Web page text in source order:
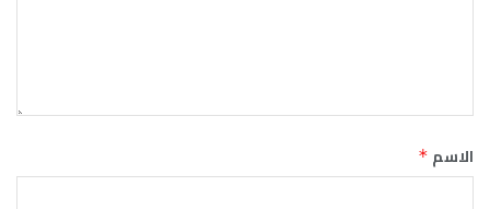
الاسم *